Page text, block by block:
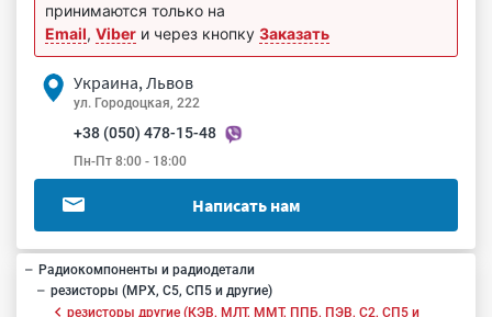
принимаются только на
Email, Viber и через кнопку Заказать
Украина, Львов
ул. Городоцкая, 222
+38 (050) 478-15-48
Пн-Пт 8:00 - 18:00
Написать нам
Радиокомпоненты и радиодетали
резисторы (МРХ, С5, СП5 и другие)
резисторы другие (КЭВ, МЛТ, ММТ, ППБ, ПЭВ, С2, СП5 и